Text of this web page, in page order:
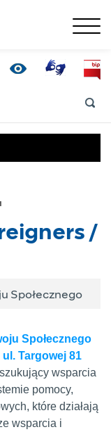
/
Online
/
Społecznego
Społecznego
Targowej 81
wsparcia
pomocy,
które działają
wsparcia i